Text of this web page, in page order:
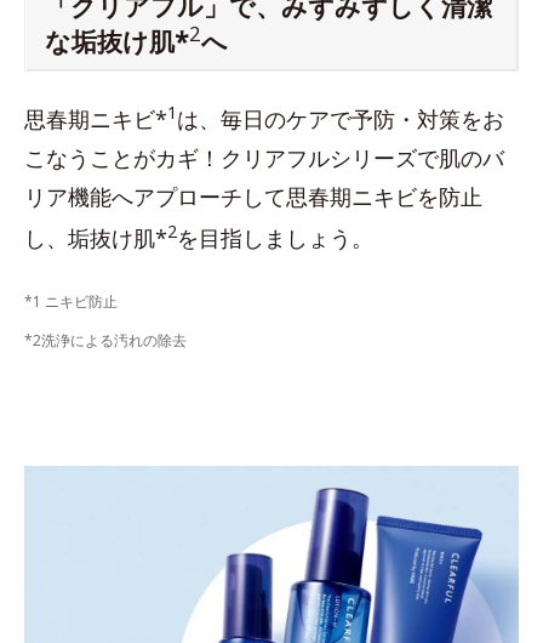
な垢抜け肌*2へ
思春期ニキビ*1 は、毎日のケアで予防・対策をお
こなうことがカギ！クリアフルシリーズで肌のバ
リア機能へアプローチして思春期ニキビを防止
し、垢抜け肌*2を目指しましょう。
*1 ニキビ防止
*2洗浄による汚れの除去